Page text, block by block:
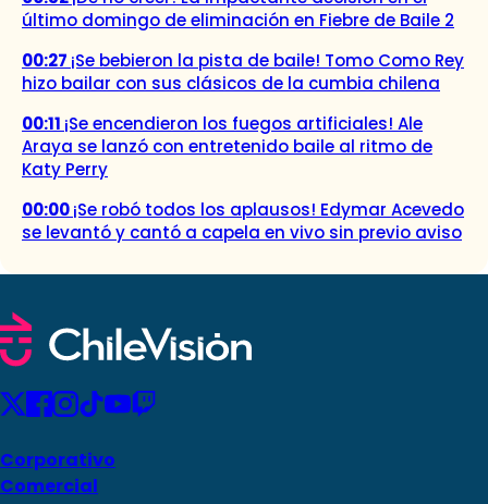
último domingo de eliminación en Fiebre de Baile 2
00:27 ¡Se bebieron la pista de baile! Tomo Como Rey
hizo bailar con sus clásicos de la cumbia chilena
00:11 ¡Se encendieron los fuegos artificiales! Ale
Araya se lanzó con entretenido baile al ritmo de
Katy Perry
00:00¡Se robó todos los aplausos! Edymar Acevedo
se levantó y cantó a capela en vivo sin previo aviso
Corporativo
Comercial